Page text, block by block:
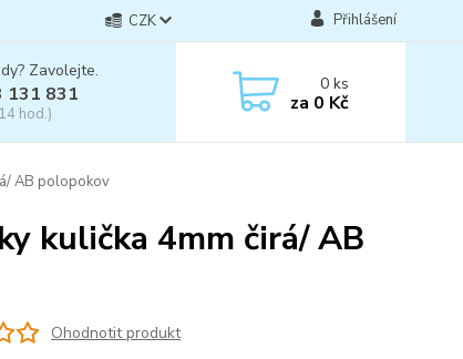
CZK Přihlášení
Zavolejte.
131 831
hod.)
0ks
za 0 Kč
AB polopokov
kulička 4mm čirá/ AB
Ohodnotit produkt